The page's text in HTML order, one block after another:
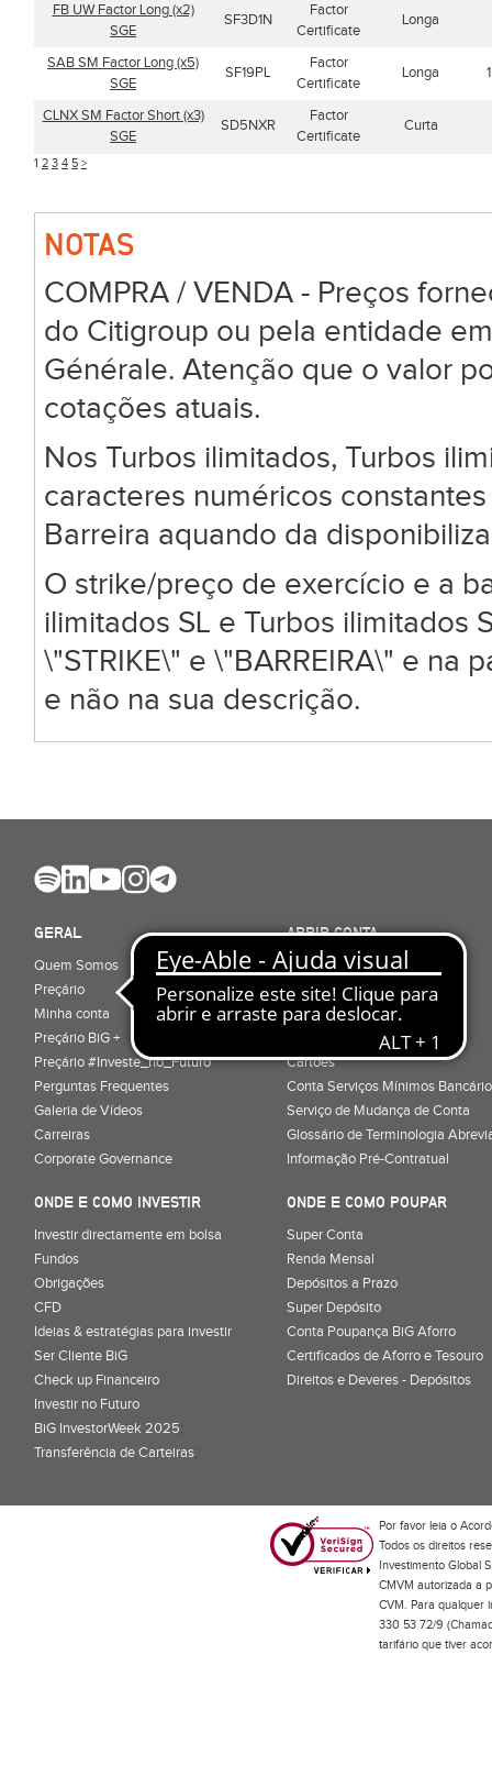
FB UW Factor Long (x2)
SGE
SF3D1N
Factor
Certificate
Longa
SAB SM Factor Long (x5)
SGE
SF19PL
Factor
Certificate
Longa
CLNX SM Factor Short (x3)
SGE
SD5NXR
Factor
Certificate
Curta
1 2 3 4 5 >
NOTAS
COMPRA / VENDA - Preços
do Citigroup ou pela entidade
Générale. Atenção que o valor
cotações atuais.
Nos Turbos ilimitados, Turbos
caracteres numéricos
Barreira aquando da
O strike/preço de exercício e a
ilimitados SL e Turbos ilimitados
\"STRIKE\" e \"BARREIRA\" e na
e não na sua descrição.
GERAL
Quem Somos
Preçário
Minha conta
Preçário BiG +
Preçário #Investe_no_Futuro
Perguntas Frequentes
Galeria de Vídeos
Carreiras
Corporate Governance
ABRIR CONTA
Porquê ser cliente
Particulares
Júnior (sub-18)
Cartões
Conta Serviços Mínimos
Serviço de Mudança de Conta
Glossário de Terminologia
Informação Pré-Contratual
ONDE E COMO INVESTIR
Investir directamente em bolsa
Fundos
Obrigações
CFD
Ideias & estratégias para investir
Ser Cliente BiG
Check up Financeiro
Investir no Futuro
BiG InvestorWeek 2025;
Transferência de Carteiras;
ONDE E COMO POUPAR
Super Conta
Renda Mensal
Depósitos a Prazo
Super Depósito
Conta Poupança BiG Aforro
Certificados de Aforro e Tesouro
Direitos e Deveres - Depósitos
Por favor leia o
Todos os direitos
Investimento Global
CMVM autorizada a
CVM. Para qualquer
330 53 72/9
tarifário que tiver